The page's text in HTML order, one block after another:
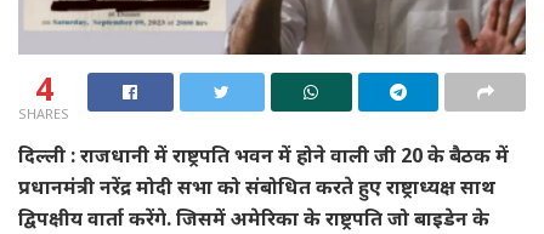
4
SHARES
दिल्ली : राजधानी में राष्ट्रपति भवन में होने वाली जी 20 के बैठक में
प्रधानमंत्री नरेंद्र मोदी सभा को संबोधित करते हुए राष्ट्राध्यक्ष साथ
द्विपक्षीय वार्ता करेंगे. जिसमें अमेरिका के राष्ट्रपति जो बाइडेन के